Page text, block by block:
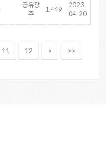
공유광
주
1,449
2023-
04-20
11 12 > >>